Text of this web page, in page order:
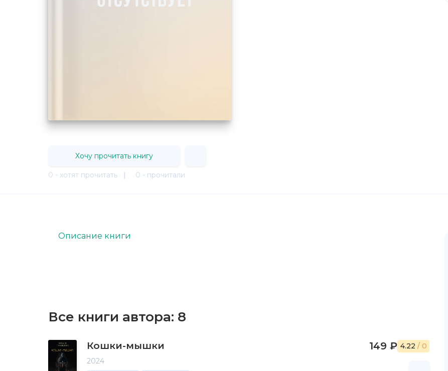
Хочу прочитать книгу
0 - хотят прочитать | 0 - прочитали
Описание книги
Все книги автора: 8
Кошки-мышки
2024
149 ₽ 4.22 / 0